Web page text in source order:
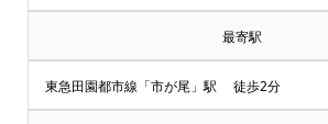
売
却・
最寄駅
東急田園都市線「市が尾」駅 徒歩2分